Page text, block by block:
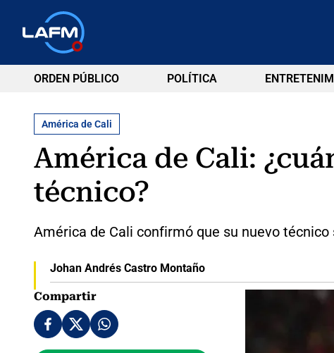
ORDEN PÚBLICO POLÍTICA
América de Cali
América de Cali:
técnico?
América de Cali confirmó que su nuevo técnico
Johan Andrés Castro Montaño
Compartir